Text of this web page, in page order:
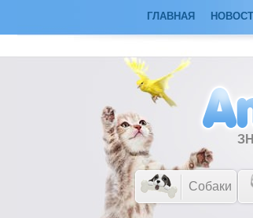
ГЛАВНАЯ
Собаки